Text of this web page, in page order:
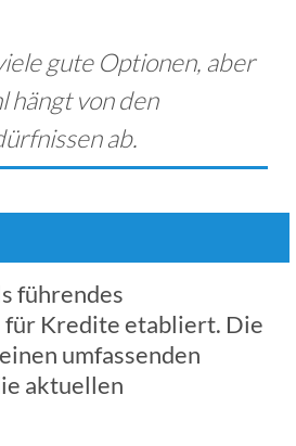
gute Optionen, aber
hängt von den
ab.
führendes
Kredite etabliert. Die
umfassenden
aktuellen